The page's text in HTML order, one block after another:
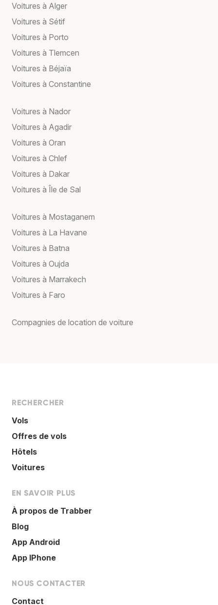
Voitures à Alger
Voitures à Sétif
Voitures à Porto
Voitures à Tlemcen
Voitures à Béjaïa
Voitures à Constantine
Voitures à Nador
Voitures à Agadir
Voitures à Oran
Voitures à Chlef
Voitures à Dakar
Voitures à Île de Sal
Voitures à Mostaganem
Voitures à La Havane
Voitures à Batna
Voitures à Oujda
Voitures à Marrakech
Voitures à Faro
Compagnies de location de voiture
RECHERCHER
Vols
Offres de vols
Hôtels
Voitures
EN SAVOIR PLUS
À propos de Trabber
Blog
App Android
App IPhone
NOUS CONTACTER
Contact